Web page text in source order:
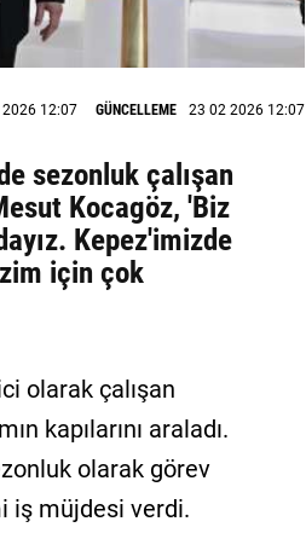
12:07 GÜNCELLEME 23 02 2026 12:07
sezonluk çalışan
Kocagöz, 'Biz
Kepez'imizde
için çok
olarak çalışan
kapılarını araladı.
olarak görev
iş müjdesi verdi.